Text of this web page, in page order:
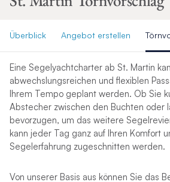
Überblick Angebot erstellen
Eine Segelyachtcharter ab St. Martin
abwechslungsreichen und flexiblen
Ihrem Tempo geplant werden. Ob Sie
Abstecher zwischen den Buchten oder
bevorzugen, um das weitere
kann jeder Tag ganz auf Ihren Komfort
Segelerfahrung zugeschnitten werden.
Von unserer Basis aus können Sie das